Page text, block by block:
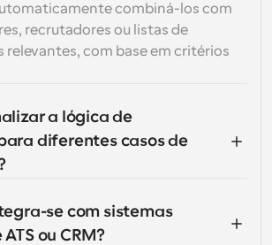
combiná-los com
recrutadores ou listas de
relevantes, com base em critérios
a lógica de
diferentes casos de
se com sistemas
ou CRM?